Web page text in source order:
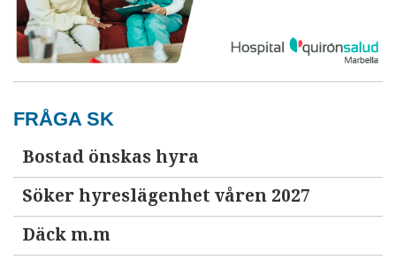
FRÅGA SK
Bostad önskas hyra
Söker hyreslägenhet våren 2027
Däck m.m